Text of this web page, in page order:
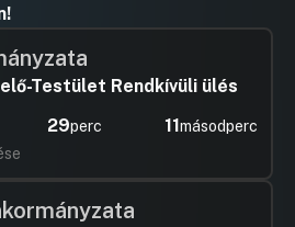
Testület Rendkívüli ülés
29perc 10másodperc